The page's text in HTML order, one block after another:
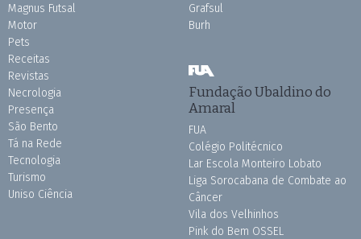
Magnus Futsal
Motor
Pets
Receitas
Revistas
Necrologia
Presença
São Bento
Tá na Rede
Tecnologia
Turismo
Uniso Ciência
Grafsul
Burh
Fundação Ubaldino do
Amaral
FUA
Colégio Politécnico
Lar Escola Monteiro Lobato
Liga Sorocabana de Combate ao
Câncer
Vila dos Velhinhos
Pink do Bem OSSEL